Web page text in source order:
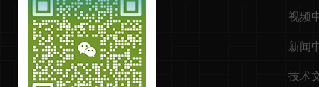
视频
新闻
技术